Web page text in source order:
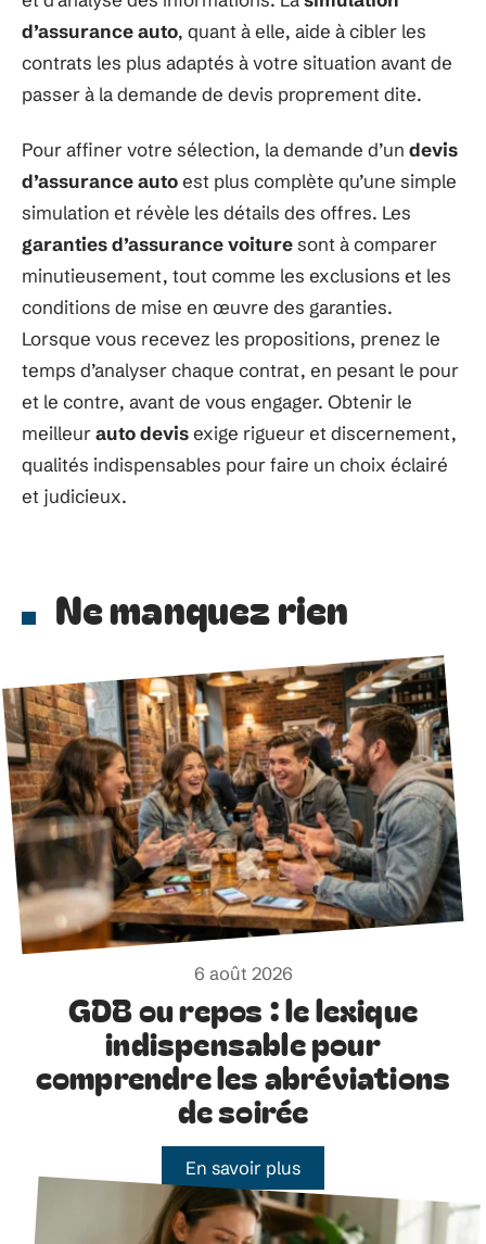
d’assurance auto, quant à elle, aide à cibler les
contrats les plus adaptés à votre situation avant de
passer à la demande de devis proprement dite.
Pour affiner votre sélection, la demande d’un devis
d’assurance autoest plus complète qu’une simple
simulation et révèle les détails des offres. Les
garanties d’assurance voituresont à comparer
minutieusement, tout comme les exclusions et les
conditions de mise en œuvre des garanties.
Lorsque vous recevez les propositions, prenez le
temps d’analyser chaque contrat, en pesant le pour
et le contre, avant de vous engager. Obtenir le
meilleurauto devisexige rigueur et discernement,
qualités indispensables pour faire un choix éclairé
et judicieux.
Ne manquez rien
6 août 2026
GDB ou repos : le lexique
indispensable pour
comprendre les abréviations
de soirée
En savoir plus